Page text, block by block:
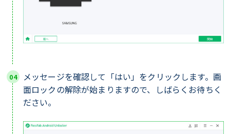
メッセージを確認して「はい」をクリックします。画
面ロックの解除が始まりますので、しばらくお待ちく
ださい。